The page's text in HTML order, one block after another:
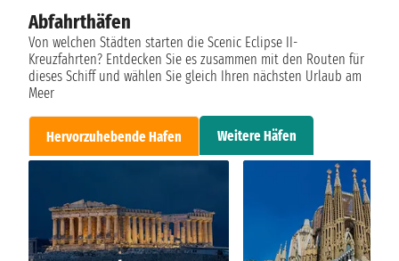
Abfahrthäfen
Von welchen Städten starten die Scenic Eclipse II-
Kreuzfahrten? Entdecken Sie es zusammen mit den Routen für
dieses Schiff und wählen Sie gleich Ihren nächsten Urlaub am
Meer
Hervorzuhebende Hafen Weitere Häfen